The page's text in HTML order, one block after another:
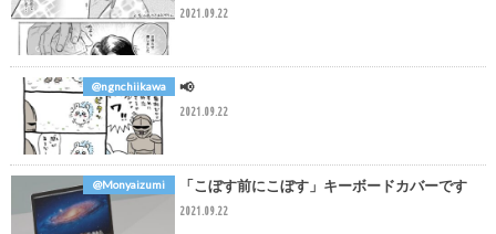
2021.09.22
@ngnchiikawa 📢
2021.09.22
@Monyaizumi 「こぼす前にこぼす」キーボードカバーです
2021.09.22